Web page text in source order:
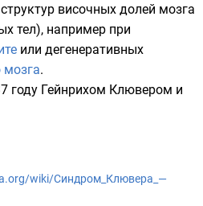
височных долей мозга
тел), например при
или дегенеративных
мозга.
году Гейнрихом Клювером и
wiki/Синдром_Клювера_—